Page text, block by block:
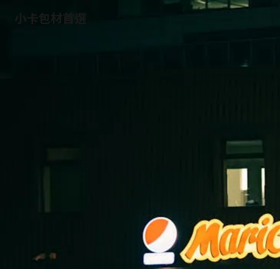
小卡包材首選